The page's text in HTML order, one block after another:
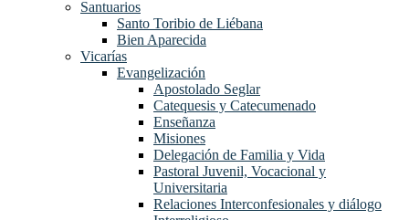
Santuarios
Santo Toribio de Liébana
Bien Aparecida
Vicarías
Evangelización
Apostolado Seglar
Catequesis y Catecumenado
Enseñanza
Misiones
Delegación de Familia y Vida
Pastoral Juvenil, Vocacional y
Universitaria
Relaciones Interconfesionales y diálogo